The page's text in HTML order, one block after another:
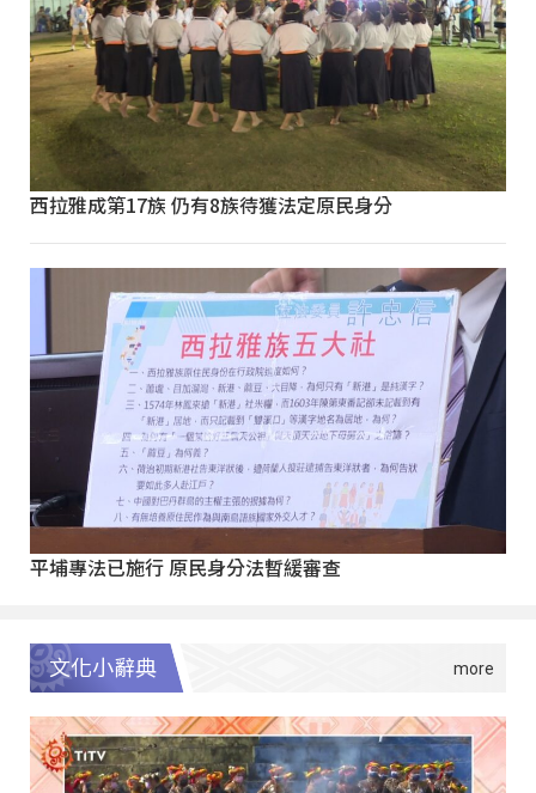
西拉雅成第17族 仍有8族待獲法定原民身分
平埔專法已施行 原民身分法暫緩審查
文化小辭典